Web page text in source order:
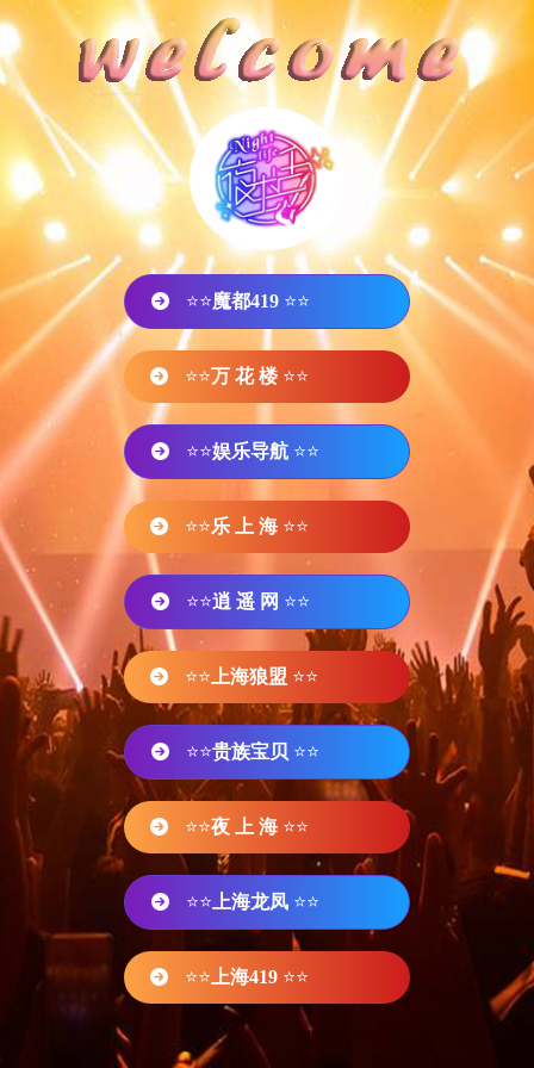
⭐⭐魔都419 ⭐⭐
⭐⭐万 花 楼 ⭐⭐
⭐⭐娱乐导航 ⭐⭐
⭐⭐乐 上 海 ⭐⭐
⭐⭐逍 遥 网 ⭐⭐
⭐⭐ 上海狼盟 ⭐⭐
⭐⭐贵族宝贝 ⭐⭐
⭐⭐夜 上 海 ⭐⭐
⭐⭐ 上海龙凤 ⭐⭐
⭐⭐ 上海419 ⭐⭐